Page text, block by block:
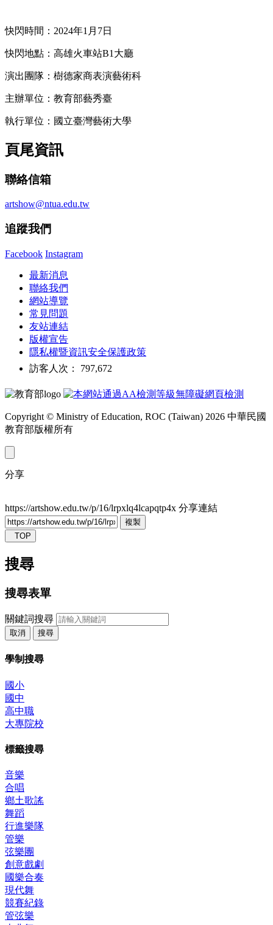
快閃時間：2024年1月7日
快閃地點：高雄火車站B1大廳
演出團隊：樹德家商表演藝術科
主辦單位：教育部藝秀臺
執行單位：國立臺灣藝術大學
頁尾資訊
聯絡信箱
artshow@ntua.edu.tw
追蹤我們
Facebook Instagram
最新消息
聯絡我們
網站導覽
常見問題
友站連結
版權宣告
隱私權暨資訊安全保護政策
訪客人次： 797,672
Copyright © Ministry of Education, ROC (Taiwan) 2026 中華民國
教育部版權所有
分享
https://artshow.edu.tw/p/16/lrpxlq4lcapqtp4x 分享連結
複製
TOP
搜尋
搜尋表單
關鍵詞搜尋
取消 搜尋
學制搜尋
國小
國中
高中職
大專院校
標籤搜尋
音樂
合唱
鄉土歌謠
舞蹈
行進樂隊
管樂
弦樂團
創意戲劇
國樂合奏
現代舞
競賽紀錄
管弦樂